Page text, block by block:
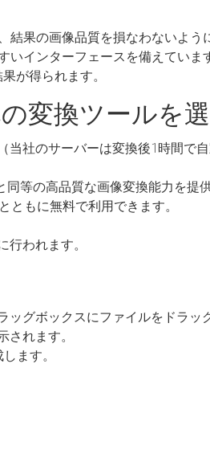
結果の画像品質を損なわないよ
いインターフェースを備えてい
が得られます。
変換ツールを
当社のサーバーは変換後1時間で
同等の高品質な画像変換能力を提
ともに無料で利用できます。
われます。
ッグボックスにファイルをドラッ
れます。
ます。